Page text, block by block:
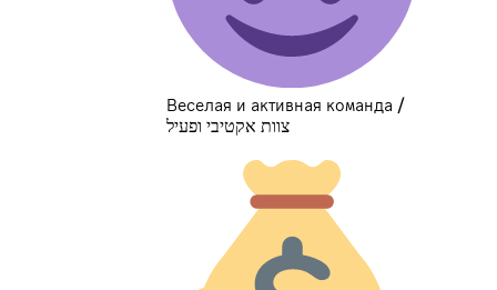
Веселая и активная команда /
צוות אקטיבי ופעיל